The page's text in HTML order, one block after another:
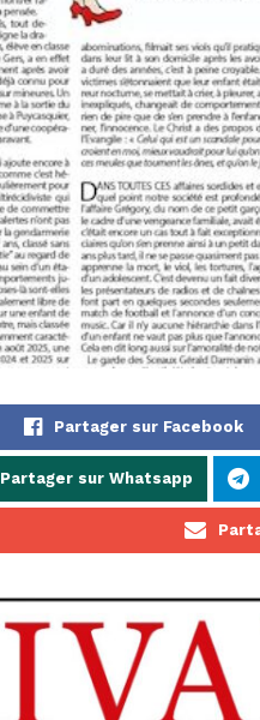
Partager sur Facebook
Partager sur Whatsapp